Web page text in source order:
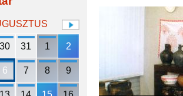
30 31 1 2
6 7 8 9